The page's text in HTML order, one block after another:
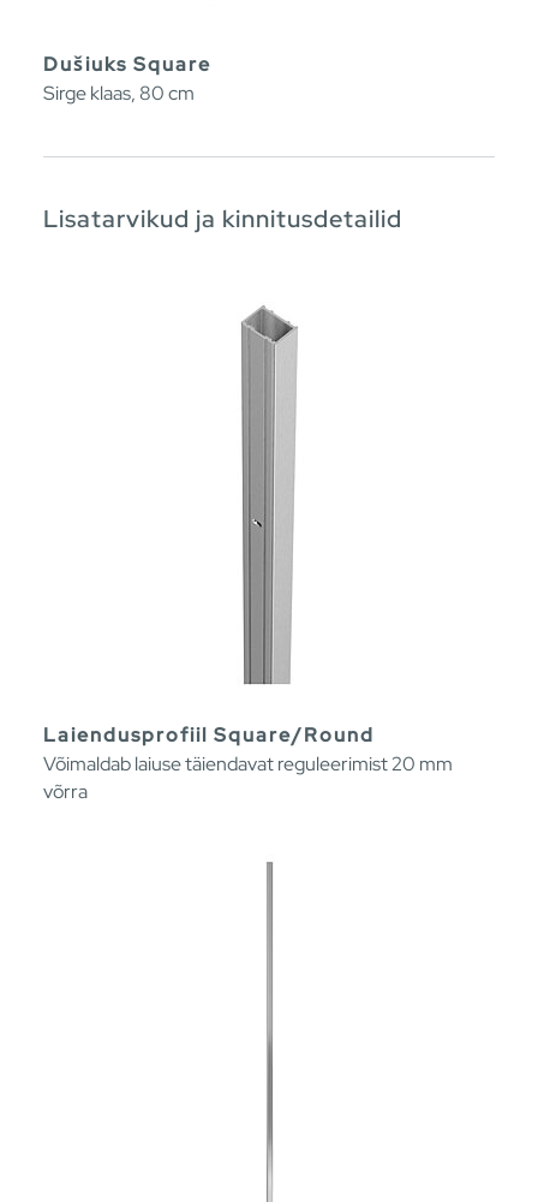
Dušiuks Square
Sirge klaas, 80 cm
Lisatarvikud ja kinnitusdetailid
Laiendusprofiil Square/Round
Võimaldab laiuse täiendavat reguleerimist 20 mm
võrra